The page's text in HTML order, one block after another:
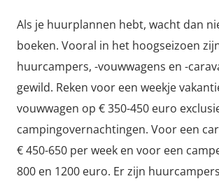
Als je huurplannen hebt, wacht dan
boeken. Vooral in het hoogseizoen
huurcampers, -vouwwagens en -
gewild. Reken voor een weekje
vouwwagen op € 350-450 euro
campingovernachtingen. Voor een
€ 450-650 per week en voor een
800 en 1200 euro. Er zijn